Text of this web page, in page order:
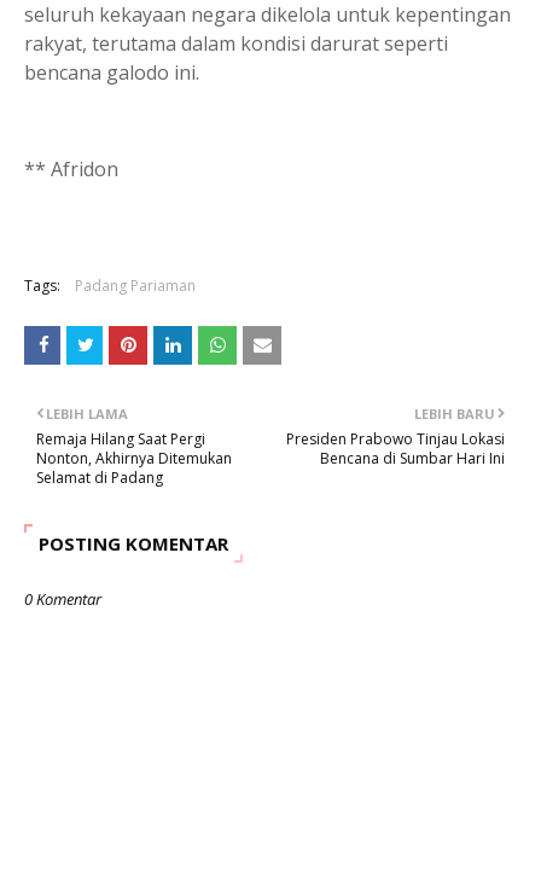
seluruh kekayaan negara dikelola untuk kepentingan
rakyat, terutama dalam kondisi darurat seperti
bencana galodo ini.
** Afridon
Tags: Padang Pariaman
LEBIH BARU
Presiden Prabowo Tinjau Lokasi
Bencana di Sumbar Hari Ini
LEBIH LAMA
Remaja Hilang Saat Pergi
Nonton, Akhirnya Ditemukan
Selamat di Padang
POSTING KOMENTAR
0 Komentar